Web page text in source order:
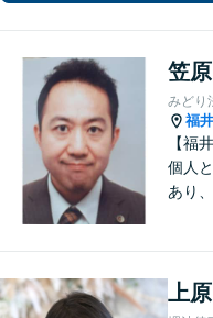
笠
みどり
福
【福
個人
あり
識の
れる
上